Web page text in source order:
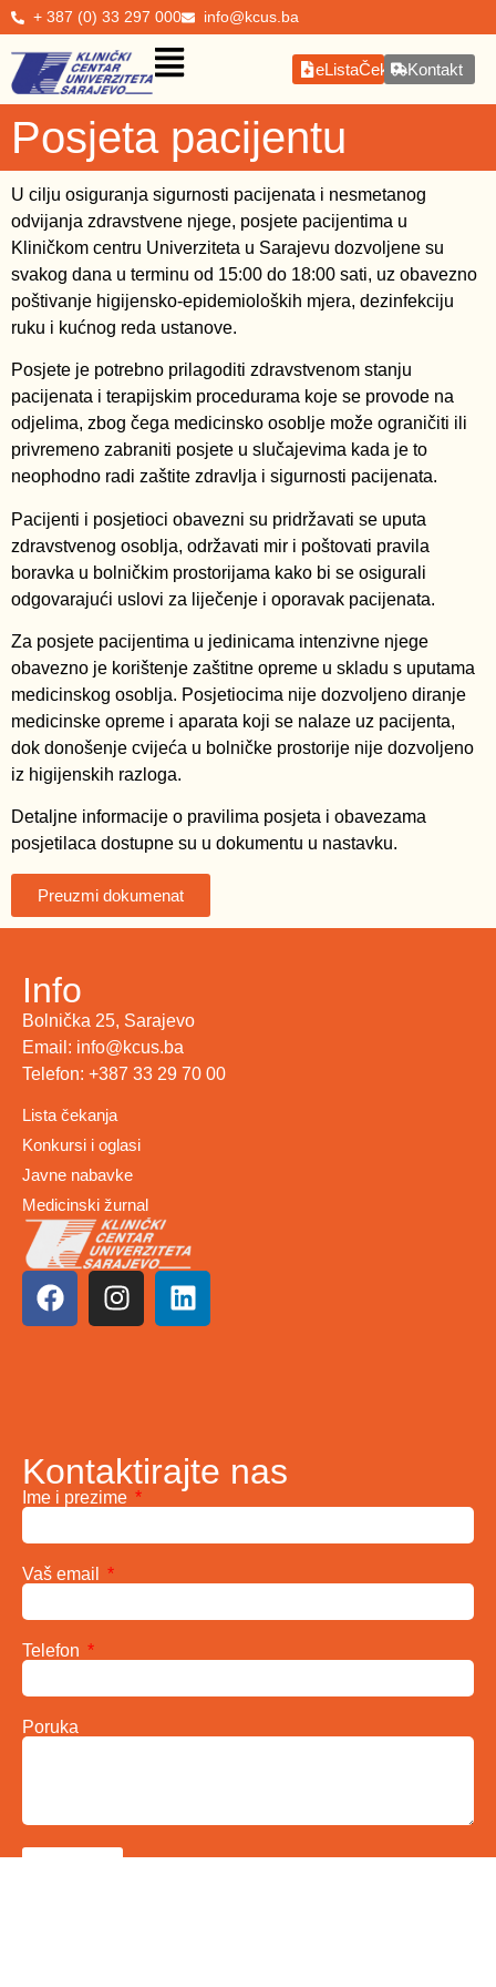
+ 387 (0) 33 297 000 info@kcus.ba
eListaČekanjaKontakt
Posjeta pacijentu
U cilju osiguranja sigurnosti pacijenata i nesmetanog
odvijanja zdravstvene njege, posjete pacijentima u
Kliničkom centru Univerziteta u Sarajevu dozvoljene su
svakog dana u terminu od 15:00 do 18:00 sati, uz obavezno
poštivanje higijensko-epidemioloških mjera, dezinfekciju
ruku i kućnog reda ustanove.
Posjete je potrebno prilagoditi zdravstvenom stanju
pacijenata i terapijskim procedurama koje se provode na
odjelima, zbog čega medicinsko osoblje može ograničiti ili
privremeno zabraniti posjete u slučajevima kada je to
neophodno radi zaštite zdravlja i sigurnosti pacijenata.
Pacijenti i posjetioci obavezni su pridržavati se uputa
zdravstvenog osoblja, održavati mir i poštovati pravila
boravka u bolničkim prostorijama kako bi se osigurali
odgovarajući uslovi za liječenje i oporavak pacijenata.
Za posjete pacijentima u jedinicama intenzivne njege
obavezno je korištenje zaštitne opreme u skladu s uputama
medicinskog osoblja. Posjetiocima nije dozvoljeno diranje
medicinske opreme i aparata koji se nalaze uz pacijenta,
dok donošenje cvijeća u bolničke prostorije nije dozvoljeno
iz higijenskih razloga.
Detaljne informacije o pravilima posjeta i obavezama
posjetilaca dostupne su u dokumentu u nastavku.
Preuzmi dokumenat
Info
Bolnička 25, Sarajevo
Email: info@kcus.ba
Telefon: +387 33 29 70 00
Lista čekanja
Konkursi i oglasi
Javne nabavke
Medicinski žurnal
Kontaktirajte nas
Ime i prezime
Vaš email
Telefon
Poruka